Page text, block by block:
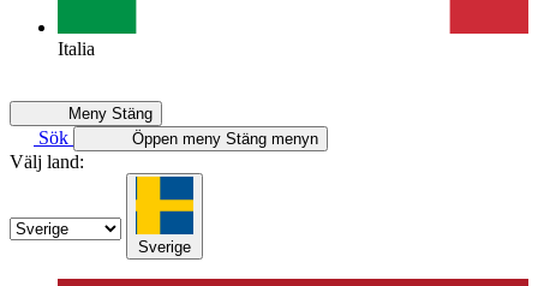
Italia
Meny Stäng
Sök Öppen meny Stäng menyn
Välj land:
Sverige